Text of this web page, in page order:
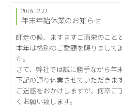
2016.12.22
年末年始休業のお知らせ
師走の候、ますますご清栄のこと
本年は格別のご愛顧を賜りまして
た。
さて、弊社では誠に勝手ながら年
下記の通り休業させていただきます
ご迷惑をおかけしますが、何卒ご
くお願い致します。